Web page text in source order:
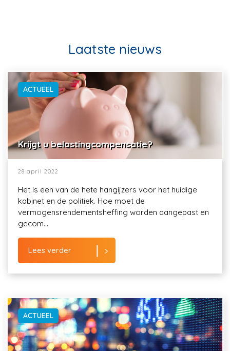
Laatste nieuws
ACTUEEL
Krijgt u belastingcompensatie?
28 april 2022
Het is een van de hete hangijzers voor het huidige
kabinet en de politiek. Hoe moet de
vermogensrendementsheffing worden aangepast en
gecom...
Lees verder
ACTUEEL